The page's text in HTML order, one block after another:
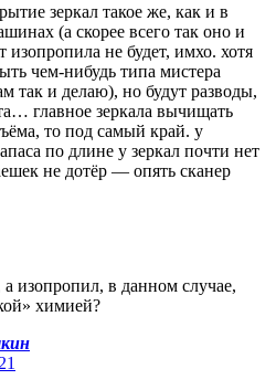
зеркал такое же, как и в
(а скорее всего так оно и
изопропила не будет, имхо. хотя
чем-нибудь типа мистера
так и делаю), но будут разводы,
главное зеркала вычищать
то под самый край. у
по длине у зеркал почти нет
не дотёр — опять сканер
изопропил, в данном случае,
химией?